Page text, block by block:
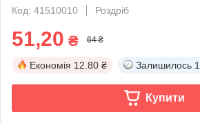
Код: 41510010
Роздріб
51,20 ₴ 64 ₴
Економія 12.80 ₴ Залишилось
Купити